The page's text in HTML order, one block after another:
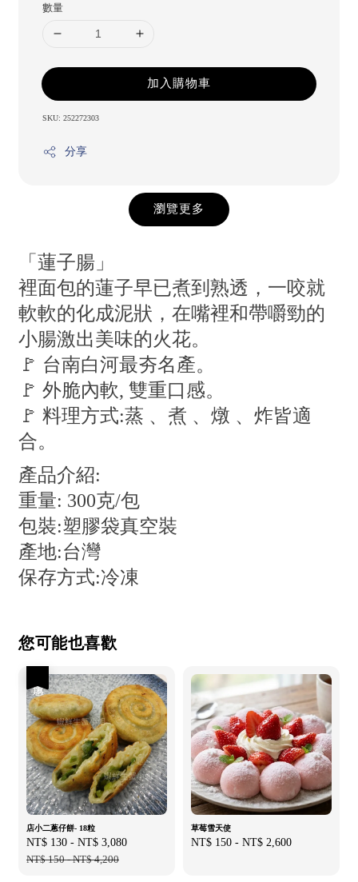
數量
加入購物車
SKU: 252272303
分享
瀏覽更多
「蓮子腸」
裡面包的蓮子早已煮到熟透，一咬就
軟軟的化成泥狀，在嘴裡和帶嚼勁的
小腸激出美味的火花。
🚩 台南白河最夯名產。
🚩 外脆內軟, 雙重口感。
🚩 料理方式:蒸 、煮 、燉 、炸皆適
合。
產品介紹:
重量: 300克/包
包裝:塑膠袋真空裝
產地:台灣
保存方式:冷凍
您可能也喜歡
店小二蔥仔餅- 18粒
Sale
price
NT$ 130 - NT$ 3,080
NT$ 150-NT$ 4,200
草莓雪天使
Regular
NT$ 150 - NT$ 2,600